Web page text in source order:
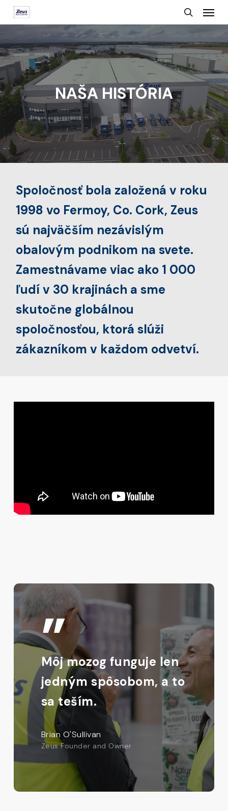
Skip
to
main
content
search
Menu
NAŠA HISTÓRIA
Spoločnosť bola založená v roku
1998 vo Fermoy, Co. Cork, Zeus
sú najväčším nezávislým
obalovým podnikom na svete.
Zamestnávame viac ako 1 000
ľudí v 30 krajinách a sme
skutočne globálnou
spoločnosťou, ktorá slúži
zákazníkom v každom odvetví.
”
Môj mozog funguje len
jedným spôsobom, a to
sa teším.
Brian O'Sullivan
Zeus Founder and Owner